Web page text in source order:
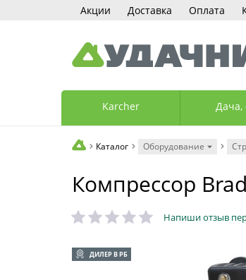
Акции Доставка Оплата
Karcher Дача,
Каталог Оборудование
Компрессор
Напиши отзыв
ДИЛЕР В РБ